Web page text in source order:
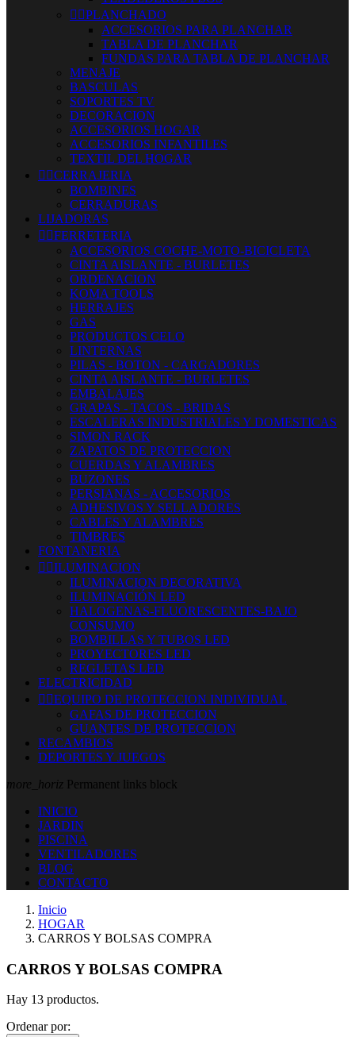
 PLANCHADO
ACCESORIOS PARA PLANCHAR
TABLA DE PLANCHAR
FUNDAS PARA TABLA DE PLANCHAR
MENAJE
BASCULAS
SOPORTES TV
DECORACION
ACCESORIOS HOGAR
ACCESORIOS INFANTILES
TEXTIL DEL HOGAR
 CERRAJERIA
BOMBINES
CERRADURAS
LIJADORAS
 FERRETERIA
ACCESORIOS COCHE-MOTO-BICICLETA
CINTA AISLANTE - BURLETES
ORDENACION
KOMA TOOLS
HERRAJES
GAS
PRODUCTOS CELO
LINTERNAS
PILAS - BOTON - CARGADORES
CINTA AISLANTE - BURLETES
EMBALAJES
GRAPAS - TACOS - BRIDAS
ESCALERAS INDUSTRIALES Y DOMESTICAS
SIMON RACK
ZAPATOS DE PROTECCION
CUERDAS Y ALAMBRES
BUZONES
PERSIANAS - ACCESORIOS
ADHESIVOS Y SELLADORES
CABLES Y ALAMBRES
TIMBRES
FONTANERIA
 ILUMINACION
ILUMINACION DECORATIVA
ILUMINACIÓN LED
HALOGENAS-FLUORESCENTES-BAJO
CONSUMO
BOMBILLAS Y TUBOS LED
PROYECTORES LED
REGLETAS LED
ELECTRICIDAD
 EQUIPO DE PROTECCION INDIVIDUAL
GAFAS DE PROTECCION
GUANTES DE PROTECCION
RECAMBIOS
DEPORTES Y JUEGOS
more_horiz Permanent links block
INICIO
JARDIN
PISCINA
VENTILADORES
BLOG
CONTACTO
Inicio
HOGAR
CARROS Y BOLSAS COMPRA
CARROS Y BOLSAS COMPRA
Hay 13 productos.
Ordenar por: